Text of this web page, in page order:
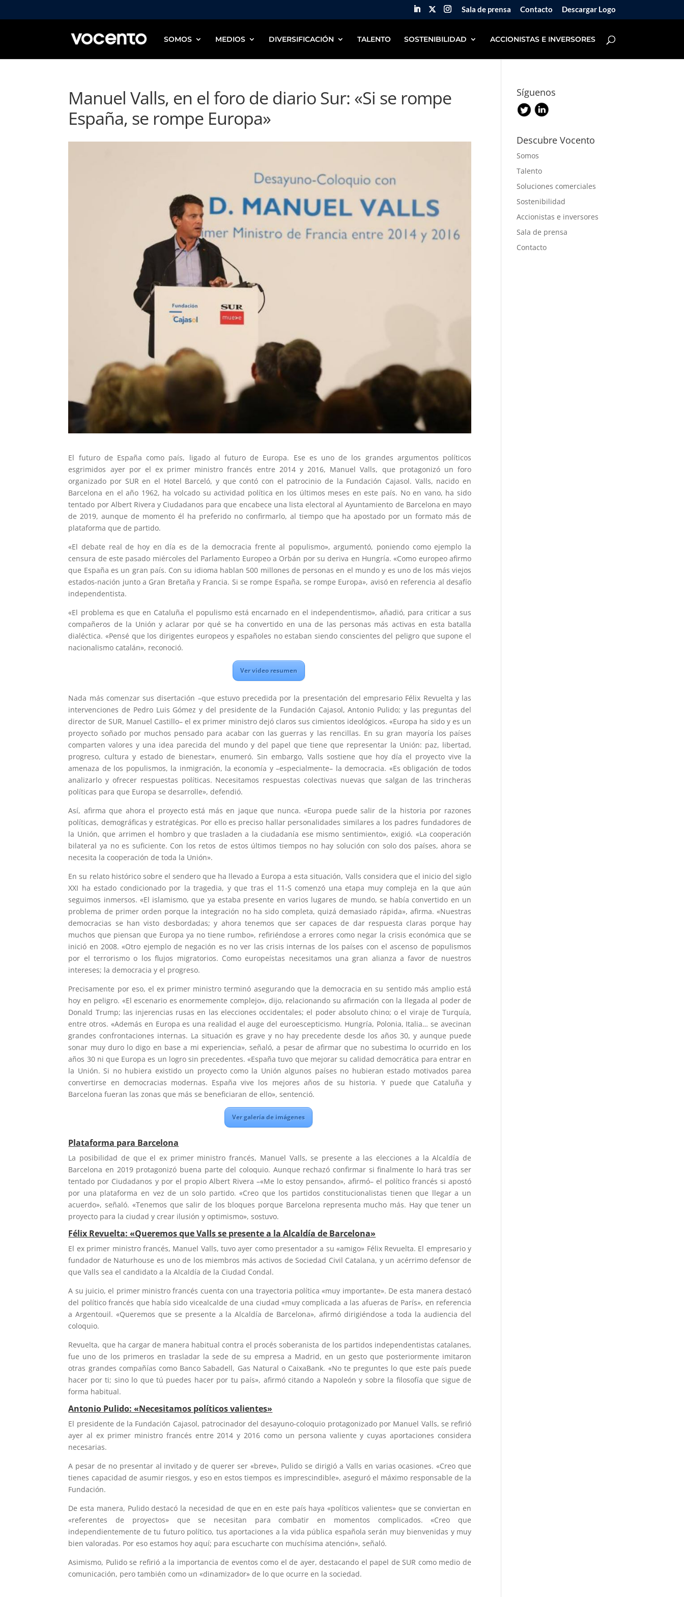
Sala de prensa Contacto Descargar Logo
SOMOS MEDIOS DIVERSIFICACIÓN TALENTO SOSTENIBILIDAD ACCIONISTAS E INVERSORES
Manuel Valls, en el foro de diario Sur: «Si se rompe
España, se rompe Europa»
El futuro de España como país, ligado al futuro de Europa. Ese es uno de los grandes argumentos políticos
esgrimidos ayer por el ex primer ministro francés entre 2014 y 2016, Manuel Valls, que protagonizó un foro
organizado por SUR en el Hotel Barceló, y que contó con el patrocinio de la Fundación Cajasol. Valls, nacido en
Barcelona en el año 1962, ha volcado su actividad política en los últimos meses en este país. No en vano, ha sido
tentado por Albert Rivera y Ciudadanos para que encabece una lista electoral al Ayuntamiento de Barcelona en mayo
de 2019, aunque de momento él ha preferido no confirmarlo, al tiempo que ha apostado por un formato más de
plataforma que de partido.
«El debate real de hoy en día es de la democracia frente al populismo», argumentó, poniendo como ejemplo la
censura de este pasado miércoles del Parlamento Europeo a Orbán por su deriva en Hungría. «Como europeo afirmo
que España es un gran país. Con su idioma hablan 500 millones de personas en el mundo y es uno de los más viejos
estados-nación junto a Gran Bretaña y Francia. Si se rompe España, se rompe Europa», avisó en referencia al desafío
independentista.
«El problema es que en Cataluña el populismo está encarnado en el independentismo», añadió, para criticar a sus
compañeros de la Unión y aclarar por qué se ha convertido en una de las personas más activas en esta batalla
dialéctica. «Pensé que los dirigentes europeos y españoles no estaban siendo conscientes del peligro que supone el
nacionalismo catalán», reconoció.
Ver video resumen
Nada más comenzar sus disertación –que estuvo precedida por la presentación del empresario Félix Revuelta y las
intervenciones de Pedro Luis Gómez y del presidente de la Fundación Cajasol, Antonio Pulido; y las preguntas del
director de SUR, Manuel Castillo– el ex primer ministro dejó claros sus cimientos ideológicos. «Europa ha sido y es un
proyecto soñado por muchos pensado para acabar con las guerras y las rencillas. En su gran mayoría los países
comparten valores y una idea parecida del mundo y del papel que tiene que representar la Unión: paz, libertad,
progreso, cultura y estado de bienestar», enumeró. Sin embargo, Valls sostiene que hoy día el proyecto vive la
amenaza de los populismos, la inmigración, la economía y –especialmente– la democracia. «Es obligación de todos
analizarlo y ofrecer respuestas políticas. Necesitamos respuestas colectivas nuevas que salgan de las trincheras
políticas para que Europa se desarrolle», defendió.
Así, afirma que ahora el proyecto está más en jaque que nunca. «Europa puede salir de la historia por razones
políticas, demográficas y estratégicas. Por ello es preciso hallar personalidades similares a los padres fundadores de
la Unión, que arrimen el hombro y que trasladen a la ciudadanía ese mismo sentimiento», exigió. «La cooperación
bilateral ya no es suficiente. Con los retos de estos últimos tiempos no hay solución con solo dos países, ahora se
necesita la cooperación de toda la Unión».
En su relato histórico sobre el sendero que ha llevado a Europa a esta situación, Valls considera que el inicio del siglo
XXI ha estado condicionado por la tragedia, y que tras el 11-S comenzó una etapa muy compleja en la que aún
seguimos inmersos. «El islamismo, que ya estaba presente en varios lugares de mundo, se había convertido en un
problema de primer orden porque la integración no ha sido completa, quizá demasiado rápida», afirma. «Nuestras
democracias se han visto desbordadas; y ahora tenemos que ser capaces de dar respuesta claras porque hay
muchos que piensan que Europa ya no tiene rumbo», refiriéndose a errores como negar la crisis económica que se
inició en 2008. «Otro ejemplo de negación es no ver las crisis internas de los países con el ascenso de populismos
por el terrorismo o los flujos migratorios. Como europeístas necesitamos una gran alianza a favor de nuestros
intereses; la democracia y el progreso.
Precisamente por eso, el ex primer ministro terminó asegurando que la democracia en su sentido más amplio está
hoy en peligro. «El escenario es enormemente complejo», dijo, relacionando su afirmación con la llegada al poder de
Donald Trump; las injerencias rusas en las elecciones occidentales; el poder absoluto chino; o el viraje de Turquía,
entre otros. «Además en Europa es una realidad el auge del euroescepticismo. Hungría, Polonia, Italia… se avecinan
grandes confrontaciones internas. La situación es grave y no hay precedente desde los años 30, y aunque puede
sonar muy duro lo digo en base a mi experiencia», señaló, a pesar de afirmar que no subestima lo ocurrido en los
años 30 ni que Europa es un logro sin precedentes. «España tuvo que mejorar su calidad democrática para entrar en
la Unión. Si no hubiera existido un proyecto como la Unión algunos países no hubieran estado motivados parea
convertirse en democracias modernas. España vive los mejores años de su historia. Y puede que Cataluña y
Barcelona fueran las zonas que más se beneficiaran de ello», sentenció.
Ver galería de imágenes
Plataforma para Barcelona
La posibilidad de que el ex primer ministro francés, Manuel Valls, se presente a las elecciones a la Alcaldía de
Barcelona en 2019 protagonizó buena parte del coloquio. Aunque rechazó confirmar si finalmente lo hará tras ser
tentado por Ciudadanos y por el propio Albert Rivera –«Me lo estoy pensando», afirmó– el político francés si apostó
por una plataforma en vez de un solo partido. «Creo que los partidos constitucionalistas tienen que llegar a un
acuerdo», señaló. «Tenemos que salir de los bloques porque Barcelona representa mucho más. Hay que tener un
proyecto para la ciudad y crear ilusión y optimismo», sostuvo.
Félix Revuelta: «Queremos que Valls se presente a la Alcaldía de Barcelona»
El ex primer ministro francés, Manuel Valls, tuvo ayer como presentador a su «amigo» Félix Revuelta. El empresario y
fundador de Naturhouse es uno de los miembros más activos de Sociedad Civil Catalana, y un acérrimo defensor de
que Valls sea el candidato a la Alcaldía de la Ciudad Condal.
A su juicio, el primer ministro francés cuenta con una trayectoria política «muy importante». De esta manera destacó
del político francés que había sido vicealcalde de una ciudad «muy complicada a las afueras de París», en referencia
a Argentouil. «Queremos que se presente a la Alcaldía de Barcelona», afirmó dirigiéndose a toda la audiencia del
coloquio.
Revuelta, que ha cargar de manera habitual contra el procés soberanista de los partidos independentistas catalanes,
fue uno de los primeros en trasladar la sede de su empresa a Madrid, en un gesto que posteriormente imitaron
otras grandes compañías como Banco Sabadell, Gas Natural o CaixaBank. «No te preguntes lo que este país puede
hacer por ti; sino lo que tú puedes hacer por tu país», afirmó citando a Napoleón y sobre la filosofía que sigue de
forma habitual.
Antonio Pulido: «Necesitamos políticos valientes»
El presidente de la Fundación Cajasol, patrocinador del desayuno-coloquio protagonizado por Manuel Valls, se refirió
ayer al ex primer ministro francés entre 2014 y 2016 como un persona valiente y cuyas aportaciones considera
necesarias.
A pesar de no presentar al invitado y de querer ser «breve», Pulido se dirigió a Valls en varias ocasiones. «Creo que
tienes capacidad de asumir riesgos, y eso en estos tiempos es imprescindible», aseguró el máximo responsable de la
Fundación.
De esta manera, Pulido destacó la necesidad de que en en este país haya «políticos valientes» que se conviertan en
«referentes de proyectos» que se necesitan para combatir en momentos complicados. «Creo que
independientemente de tu futuro político, tus aportaciones a la vida pública española serán muy bienvenidas y muy
bien valoradas. Por eso estamos hoy aquí; para escucharte con muchísima atención», señaló.
Asimismo, Pulido se refirió a la importancia de eventos como el de ayer, destacando el papel de SUR como medio de
comunicación, pero también como un «dinamizador» de lo que ocurre en la sociedad.
Síguenos
Descubre Vocento
Somos
Talento
Soluciones comerciales
Sostenibilidad
Accionistas e inversores
Sala de prensa
Contacto